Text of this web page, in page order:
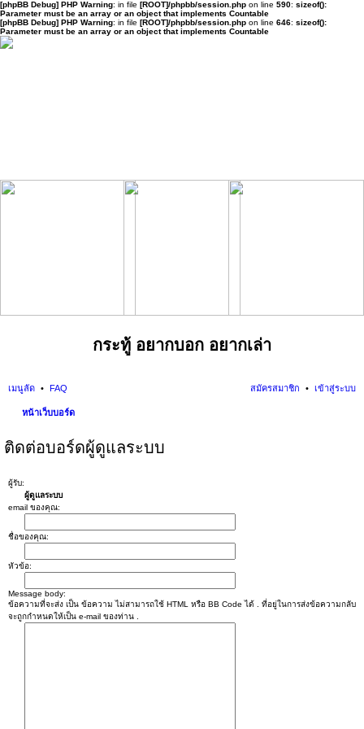
[phpBB Debug] PHP Warning: in file [ROOT]/phpbb/session.php on line 590: sizeof():
Parameter must be an array or an object that implements Countable
[phpBB Debug] PHP Warning: in file [ROOT]/phpbb/session.php on line 646: sizeof():
Parameter must be an array or an object that implements Countable
กระทู้ อยากบอก อยากเล่า
เมนูลัด FAQ เข้าสู่ระบบ
สมัครสมาชิก
หน้าเว็บบอร์ด
ติดต่อบอร์ดผู้ดูแลระบบ
ผู้รับ:
ผู้ดูแลระบบ
email ของคุณ:
ชื่อของคุณ:
หัวข้อ:
Message body:
ข้อความที่จะส่ง เป็น ข้อความ ไม่สามารถใช้ HTML หรือ BB Code ได้ . ที่อยู่ในการส่งข้อความกลับ
จะถูกกำหนดให้เป็น e-mail ของท่าน .